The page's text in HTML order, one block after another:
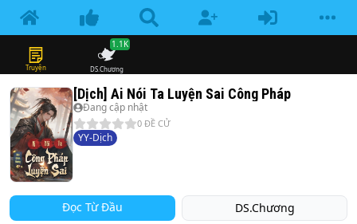
Truyện DS.Chương
1.1K
[Dịch] Ai Nói Ta Luyện Sai Công Pháp
Đang cập nhật
0 ĐỀ CỬ
YY-Dịch
Đọc Từ Đầu DS.Chương